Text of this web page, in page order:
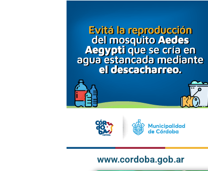
www.cordoba.gob.ar